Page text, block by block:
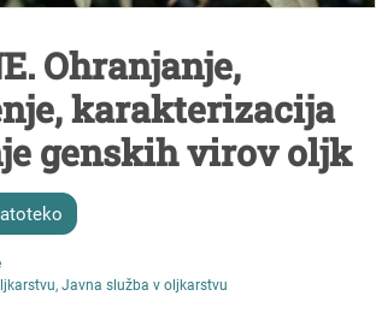
Ohranjanje,
karakterizacija
genskih virov oljk
, Javna služba v oljkarstvu